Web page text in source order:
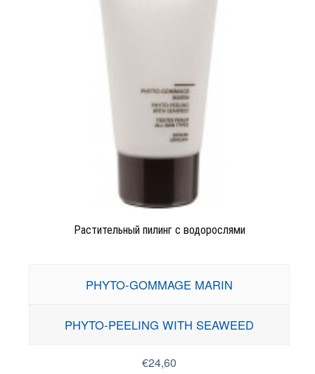
Растительный пилинг с водорослями
PHYTO-GOMMAGE MARIN
PHYTO-PEELING WITH SEAWEED
€24,60